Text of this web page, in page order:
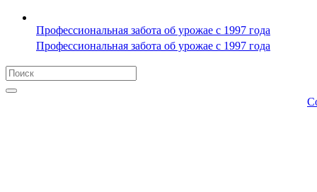
Профессиональная забота об урожае с 1997 года
Профессиональная забота об урожае с 1997 года